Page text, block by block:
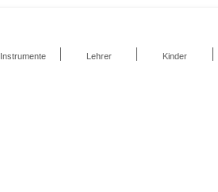
Instrumente Lehrer Kinder